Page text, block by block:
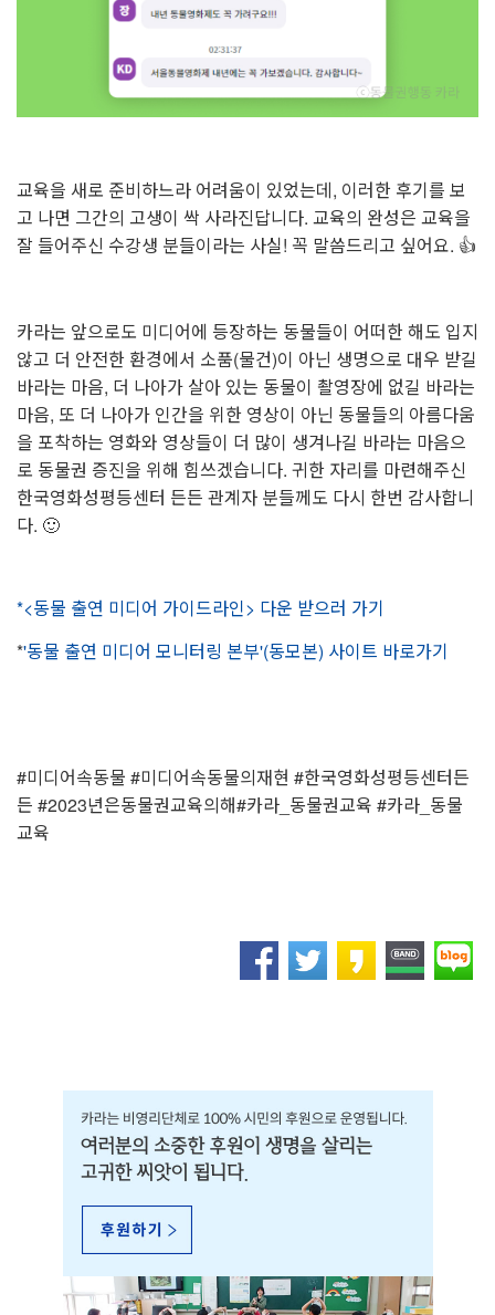
교육을 새로 준비하느라 어려움이 있었는데, 이러한 후기를 보
고 나면 그간의 고생이 싹 사라진답니다. 교육의 완성은 교육을
잘 들어주신 수강생 분들이라는 사실! 꼭 말씀드리고 싶어요. 👍
카라는 앞으로도 미디어에 등장하는 동물들이 어떠한 해도 입지
않고 더 안전한 환경에서 소품(물건)이 아닌 생명으로 대우 받길
바라는 마음, 더 나아가 살아 있는 동물이 촬영장에 없길 바라는
마음, 또 더 나아가 인간을 위한 영상이 아닌 동물들의 아름다움
을 포착하는 영화와 영상들이 더 많이 생겨나길 바라는 마음으
로 동물권 증진을 위해 힘쓰겠습니다. 귀한 자리를 마련해주신
한국영화성평등센터 든든 관계자 분들께도 다시 한번 감사합니
다. 🙂
*<동물 출연 미디어 가이드라인> 다운 받으러 가기
*'동물 출연 미디어 모니터링 본부'(동모본) 사이트 바로가기
#미디어속동물 #미디어속동물의재현 #한국영화성평등센터든
든 #2023년은동물권교육의해#카라_동물권교육 #카라_동물
교육